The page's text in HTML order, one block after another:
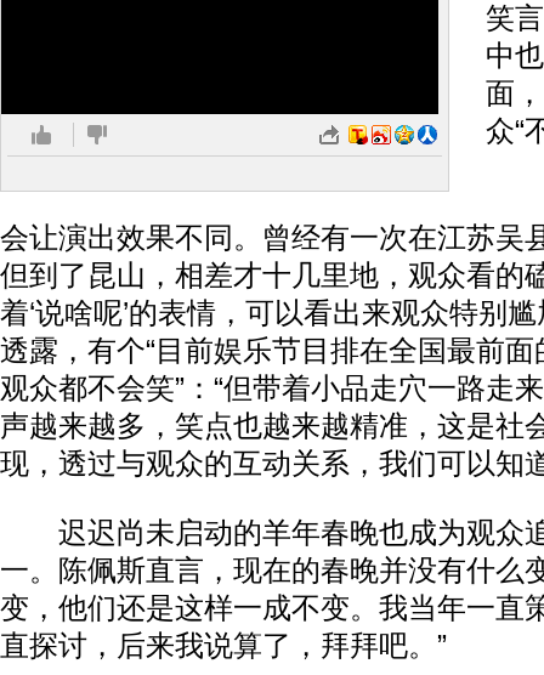
笑
中
面
众“
会让演出效果不同。曾经有一次在江苏吴
但到了昆山，相差才十几里地，观众看的
着‘说啥呢’的表情，可以看出来观众特别
透露，有个“目前娱乐节目排在全国最前
观众都不会笑”：“但带着小品走穴一路走
声越来越多，笑点也越来越精准，这是社
现，透过与观众的互动关系，我们可以知
迟迟尚未启动的羊年春晚也成为观众
一。陈佩斯直言，现在的春晚并没有什么
变，他们还是这样一成不变。我当年一直
直探讨，后来我说算了，拜拜吧。”